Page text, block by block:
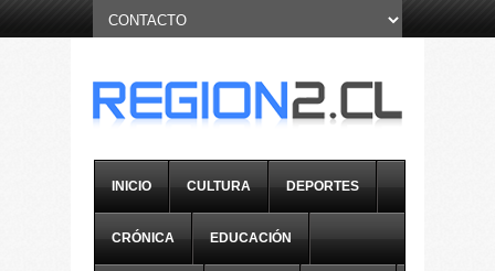
INICIO CULTURA DEPORTES
CRÓNICA EDUCACIÓN